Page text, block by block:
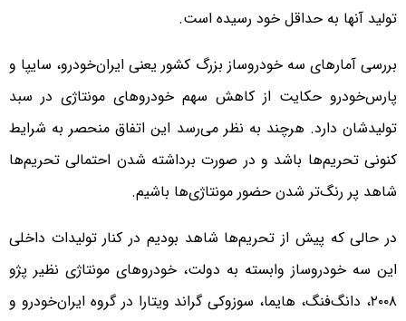
تولید آنها به حداقل خود رسیده است.
بررسی آمارهای سه خودروساز بزرگ کشور یعنی ایران‌خودرو، سایپا و
پارس‌خودرو حکایت از کاهش سهم خودروهای مونتاژی در سبد
تولیدشان دارد. هرچند به نظر می‌رسد این اتفاق منحصر به شرایط
کنونی تحریم‌ها باشد و در صورت برداشته شدن احتمالی تحریم‌ها
شاهد پر رنگ‌تر شدن حضور مونتاژی‌ها باشیم.
در حالی که پیش از تحریم‌ها شاهد بودیم در کنار تولیدات داخلی
این سه خودروساز وابسته به دولت، خودروهای مونتاژی نظیر پژو
۲۰۰۸، دانگ‌فنگ، هایما، سوزوکی گراند ویتارا در گروه ایران‌خودرو و